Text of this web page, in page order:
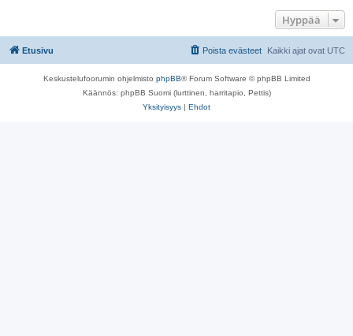
Hyppää
Etusivu Kaikki ajat ovat UTC
Poista evästeet
Keskustelufoorumin ohjelmisto phpBB® Forum Software © phpBB Limited
Käännös: phpBB Suomi (lurttinen, harritapio, Pettis)
Yksityisyys | Ehdot